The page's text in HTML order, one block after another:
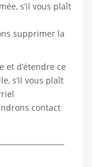
s’il vous plaît
supprimer la
et d’étendre ce
s’il vous plaît
contact